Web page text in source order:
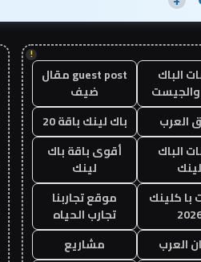
!
الباك
guest post مقال
ضيف
العرب
باك لينك باقة 20
الباك
لينك
أقوى باقة باك
لينك
با كلينك
موقع تجاربنا
تجارب الحياه
العرب
مشاريع